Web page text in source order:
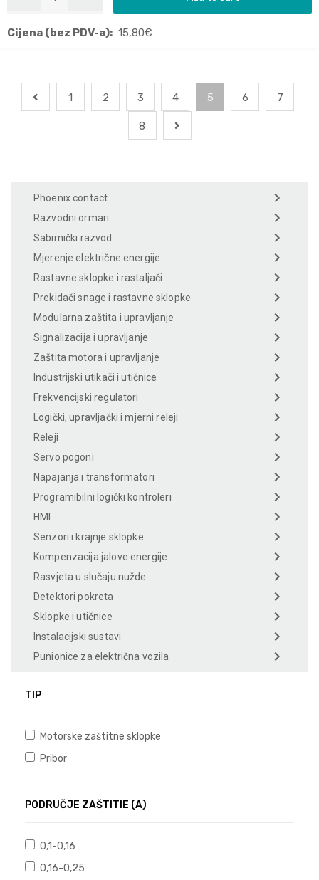
Cijena (bez PDV-a): 15,80€
1 2 3 4 5 6 7
8
Phoenix contact
Razvodni ormari
Sabirnički razvod
Mjerenje električne energije
Rastavne sklopke i rastaljači
Prekidači snage i rastavne sklopke
Modularna zaštita i upravljanje
Signalizacija i upravljanje
Zaštita motora i upravljanje
Industrijski utikači i utičnice
Frekvencijski regulatori
Logički, upravljački i mjerni releji
Releji
Servo pogoni
Napajanja i transformatori
Programibilni logički kontroleri
HMI
Senzori i krajnje sklopke
Kompenzacija jalove energije
Rasvjeta u slučaju nužde
Detektori pokreta
Sklopke i utičnice
Instalacijski sustavi
Punionice za električna vozila
TIP
Motorske zaštitne sklopke
Pribor
PODRUČJE ZAŠTITIE (A)
0,1-0,16
0,16-0,25